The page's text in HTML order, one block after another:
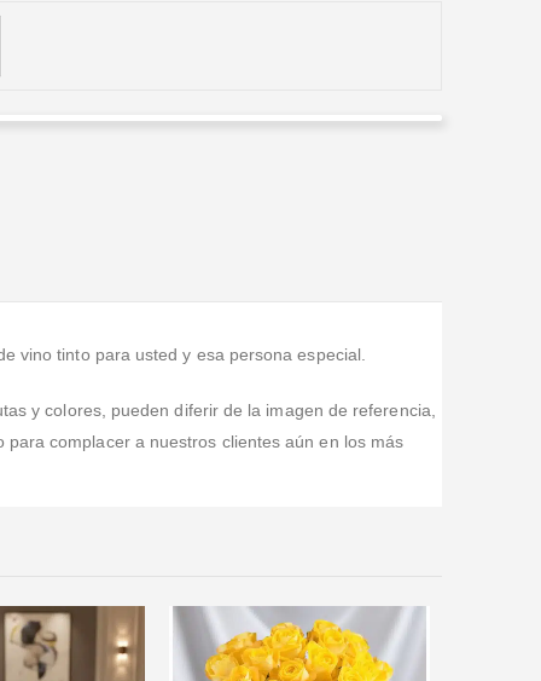
vino tinto para usted y esa persona especial.
y colores, pueden diferir de la imagen de referencia,
complacer a nuestros clientes aún en los más